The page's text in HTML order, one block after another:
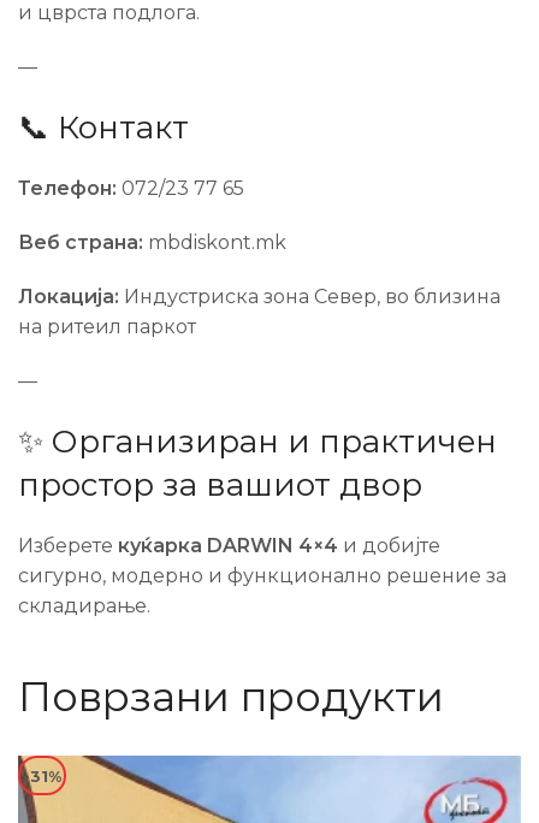
и цврста подлога.
—
📞 Контакт
Телефон: 072/23 77 65
Веб страна: mbdiskont.mk
Локација: Индустриска зона Север, во близина
на ритеил паркот
—
✨ Организиран и практичен
простор за вашиот двор
Изберете куќарка DARWIN 4×4 и добијте
сигурно, модерно и функционално решение за
складирање.
Поврзани продукти
-31%